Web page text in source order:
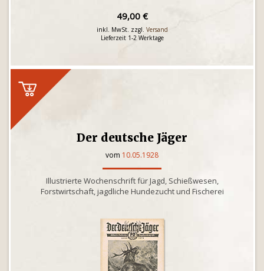
49,00 €
inkl. MwSt. zzgl. Versand
Lieferzeit 1-2 Werktage
Der deutsche Jäger
vom 10.05.1928
Illustrierte Wochenschrift für Jagd, Schießwesen,
Forstwirtschaft, jagdliche Hundezucht und Fischerei